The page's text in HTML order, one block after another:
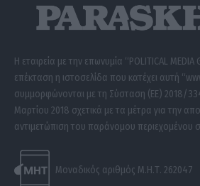
Η εταιρεία με την επωνυμία “POLITICAL MEDIA
επέκταση η ιστοσελίδα που κατέχει αυτή
συμμορφώνονται με τη Σύσταση (ΕΕ) 2018/
Μαρτίου 2018 σχετικά με τα μέτρα για την
αντιμετώπιση του παράνομου περιεχομένου
Μοναδικός αριθμός Μ.Η.Τ. 262047